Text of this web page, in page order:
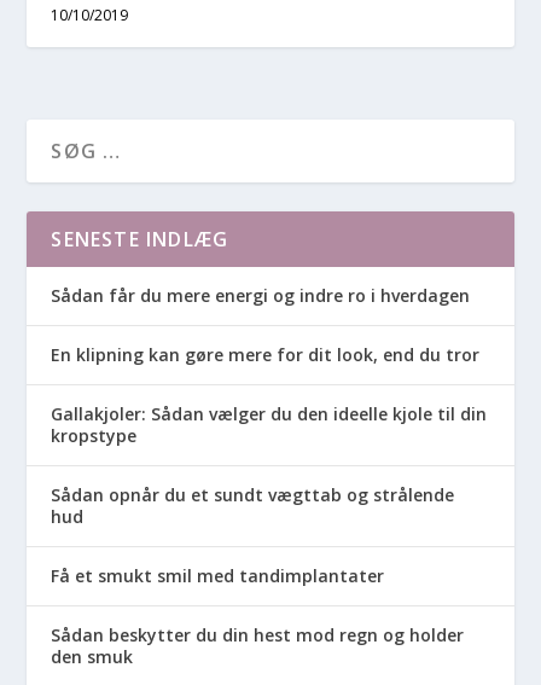
10/10/2019
SENESTE INDLÆG
Sådan får du mere energi og indre ro i hverdagen
En klipning kan gøre mere for dit look, end du tror
Gallakjoler: Sådan vælger du den ideelle kjole til din
kropstype
Sådan opnår du et sundt vægttab og strålende
hud
Få et smukt smil med tandimplantater
Sådan beskytter du din hest mod regn og holder
den smuk